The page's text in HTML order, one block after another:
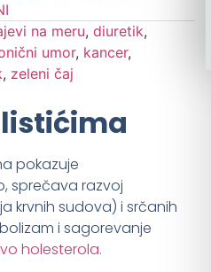
na meru, diuretik,
umor, kancer,
, zeleni čaj
pokazuje
sprečava razvoj
krvnih sudova) i srčanih
i sagorevanje
holesterola.